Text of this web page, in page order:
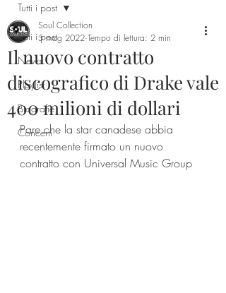
Tutti i post
News
Playlist
Biografie
Concerti
Tutti i post
Il nuovo contratto
discografico di Drake vale
400 milioni di dollari
Soul Collection
5 mag 2022 Tempo di lettura: 2 min
Pare che la star canadese abbia
recentemente firmato un nuovo
contratto con Universal Music Group